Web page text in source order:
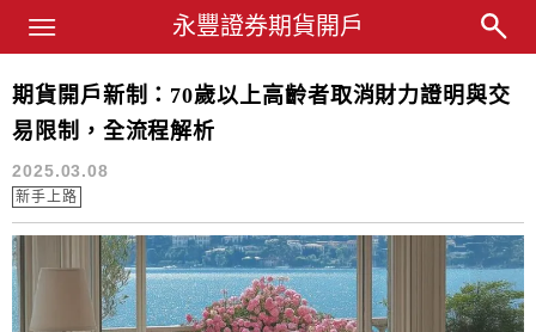
永豐業務經理杜昭逸Blog
永豐證券期貨開戶
Main Menu
70歲
期貨開戶新制：70歲以上高齡者取消財力證明與交
易限制，全流程解析
2025.03.08
新手上路